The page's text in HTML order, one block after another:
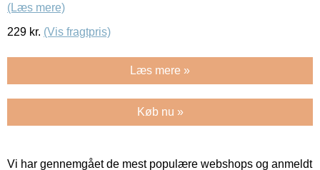
(Læs mere)
229 kr. (Vis fragtpris)
Læs mere »
Køb nu »
Vi har gennemgået de mest populære webshops og anmeldt